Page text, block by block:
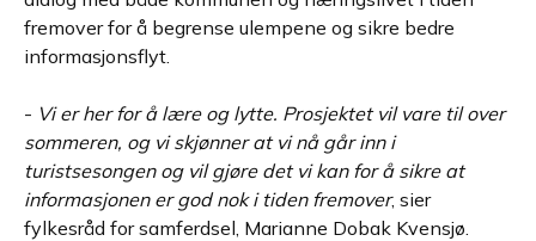
fremover for å begrense ulempene og sikre bedre
informasjonsflyt.
- Vi er her for å lære og lytte. Prosjektet vil vare til over
sommeren, og vi skjønner at vi nå går inn i
turistsesongen og vil gjøre det vi kan for å sikre at
informasjonen er god nok i tiden fremover, sier
fylkesråd for samferdsel, Marianne Dobak Kvensjø.